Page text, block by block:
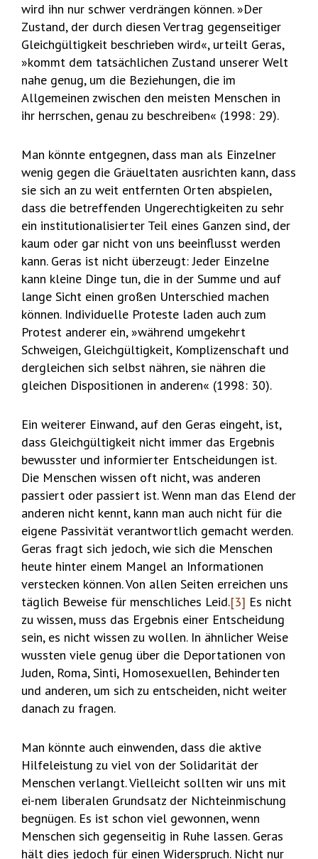
wird ihn nur schwer verdrängen können. »Der
Zustand, der durch diesen Vertrag gegenseitiger
Gleichgültigkeit beschrieben wird«, urteilt Geras,
»kommt dem tatsächlichen Zustand unserer Welt
nahe genug, um die Beziehungen, die im
Allgemeinen zwischen den meisten Menschen in
ihr herrschen, genau zu beschreiben« (1998: 29).
Man könnte entgegnen, dass man als Einzelner
wenig gegen die Gräueltaten ausrichten kann, dass
sie sich an zu weit entfernten Orten abspielen,
dass die betreffenden Ungerechtigkeiten zu sehr
ein institutionalisierter Teil eines Ganzen sind, der
kaum oder gar nicht von uns beeinflusst werden
kann. Geras ist nicht überzeugt: Jeder Einzelne
kann kleine Dinge tun, die in der Summe und auf
lange Sicht einen großen Unterschied machen
können. Individuelle Proteste laden auch zum
Protest anderer ein, »während umgekehrt
Schweigen, Gleichgültigkeit, Komplizenschaft und
dergleichen sich selbst nähren, sie nähren die
gleichen Dispositionen in anderen« (1998: 30).
Ein weiterer Einwand, auf den Geras eingeht, ist,
dass Gleichgültigkeit nicht immer das Ergebnis
bewusster und informierter Entscheidungen ist.
Die Menschen wissen oft nicht, was anderen
passiert oder passiert ist. Wenn man das Elend der
anderen nicht kennt, kann man auch nicht für die
eigene Passivität verantwortlich gemacht werden.
Geras fragt sich jedoch, wie sich die Menschen
heute hinter einem Mangel an Informationen
verstecken können. Von allen Seiten erreichen uns
täglich Beweise für menschliches Leid.[3] Es nicht
zu wissen, muss das Ergebnis einer Entscheidung
sein, es nicht wissen zu wollen. In ähnlicher Weise
wussten viele genug über die Deportationen von
Juden, Roma, Sinti, Homosexuellen, Behinderten
und anderen, um sich zu entscheiden, nicht weiter
danach zu fragen.
Man könnte auch einwenden, dass die aktive
Hilfeleistung zu viel von der Solidarität der
Menschen verlangt. Vielleicht sollten wir uns mit
ei-nem liberalen Grundsatz der Nichteinmischung
begnügen. Es ist schon viel gewonnen, wenn
Menschen sich gegenseitig in Ruhe lassen. Geras
hält dies jedoch für einen Widerspruch. Nicht nur